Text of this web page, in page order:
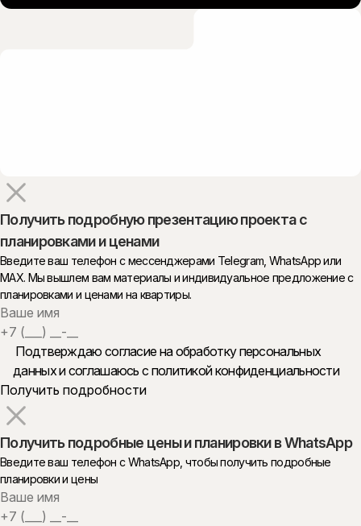
Получить подробную презентацию проекта с
планировками и ценами
Введите ваш телефон с мессенджерами Telegram, WhatsApp или
MAX. Мы вышлем вам материалы и индивидуальное предложение с
планировками и ценами на квартиры.
Подтверждаю согласие на обработку персональных
данных исоглашаюсь с политикой конфиденциальности
Получить подробные цены и планировки в WhatsApp
Введите ваш телефон c WhatsApp, чтобы получить подробные
планировки и цены